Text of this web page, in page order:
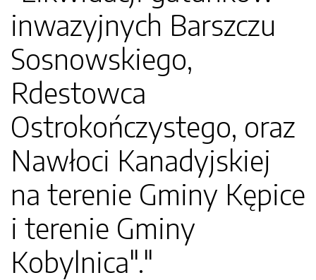
inwazyjnych Barszczu
Sosnowskiego,
Rdestowca
Ostrokończystego, oraz
Nawłoci Kanadyjskiej
na terenie Gminy Kępice
i terenie Gminy
Kobylnica"."